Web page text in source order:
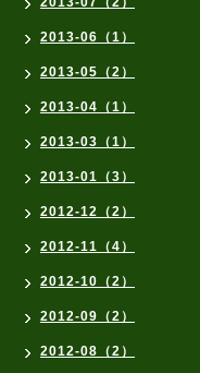
2013-06（1）
2013-05（2）
2013-04（1）
2013-03（1）
2013-01（3）
2012-12（2）
2012-11（4）
2012-10（2）
2012-09（2）
2012-08（2）